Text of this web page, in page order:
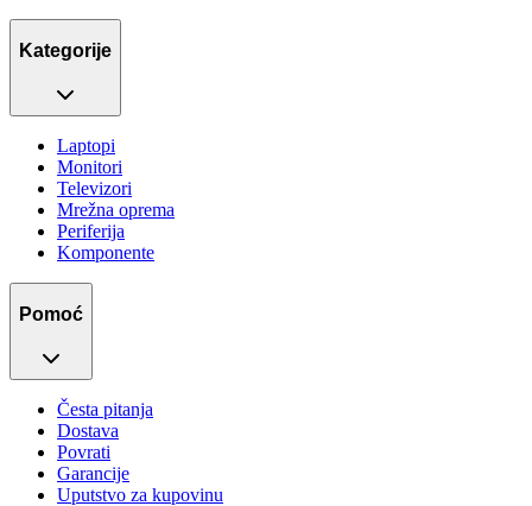
Kategorije
Laptopi
Monitori
Televizori
Mrežna oprema
Periferija
Komponente
Pomoć
Česta pitanja
Dostava
Povrati
Garancije
Uputstvo za kupovinu